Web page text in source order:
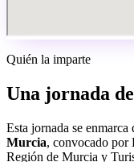
Quién la imparte
Una jornada
Esta jornada se
Murcia, convocado por
Región de Murcia y